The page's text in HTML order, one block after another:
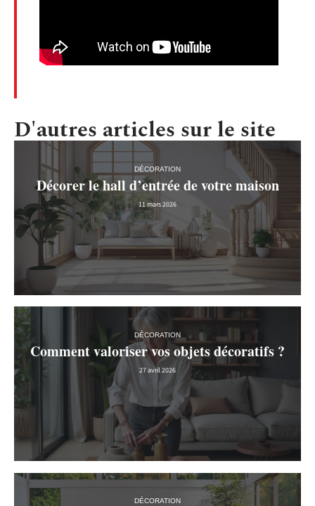
D'autres articles sur le site
DÉCORATION
Décorer le hall d’entrée de votre maison
11 mars 2026
DÉCORATION
Comment valoriser vos objets décoratifs ?
27 avril 2026
DÉCORATION